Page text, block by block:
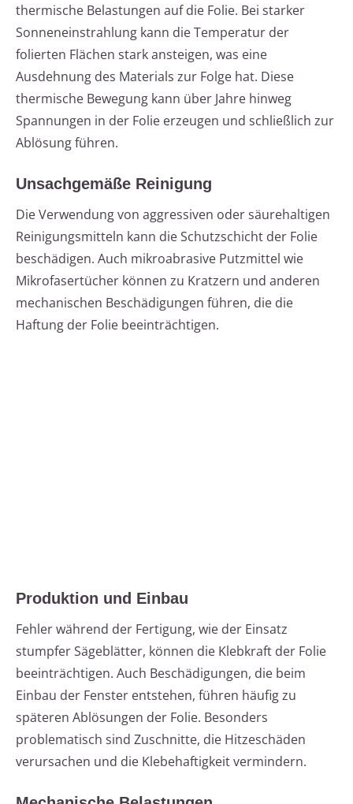
thermische Belastungen auf die Folie. Bei starker
Sonneneinstrahlung kann die Temperatur der
folierten Flächen stark ansteigen, was eine
Ausdehnung des Materials zur Folge hat. Diese
thermische Bewegung kann über Jahre hinweg
Spannungen in der Folie erzeugen und schließlich zur
Ablösung führen.
Unsachgemäße Reinigung
Die Verwendung von aggressiven oder säurehaltigen
Reinigungsmitteln kann die Schutzschicht der Folie
beschädigen. Auch mikroabrasive Putzmittel wie
Mikrofasertücher können zu Kratzern und anderen
mechanischen Beschädigungen führen, die die
Haftung der Folie beeinträchtigen.
Produktion und Einbau
Fehler während der Fertigung, wie der Einsatz
stumpfer Sägeblätter, können die Klebkraft der Folie
beeinträchtigen. Auch Beschädigungen, die beim
Einbau der Fenster entstehen, führen häufig zu
späteren Ablösungen der Folie. Besonders
problematisch sind Zuschnitte, die Hitzeschäden
verursachen und die Klebehaftigkeit vermindern.